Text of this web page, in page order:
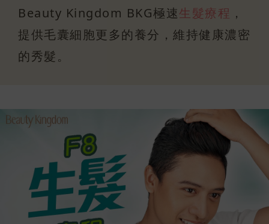
Beauty Kingdom BKG極速生髮療程 ，
提供毛囊細胞更多的養分，維持健康濃密
的秀髮。